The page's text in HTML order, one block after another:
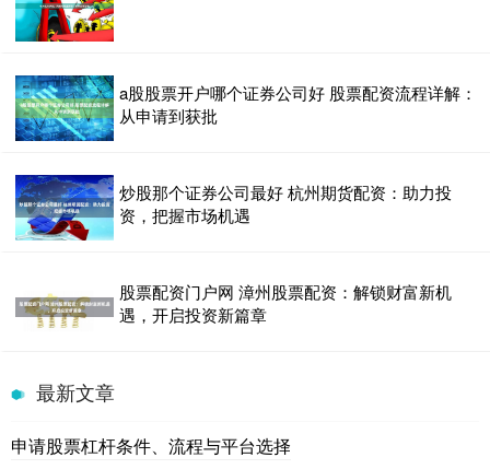
a股股票开户哪个证券公司好 股票配资流程详解：
从申请到获批
炒股那个证券公司最好 杭州期货配资：助力投
资，把握市场机遇
股票配资门户网 漳州股票配资：解锁财富新机
遇，开启投资新篇章
最新文章
申请股票杠杆条件、流程与平台选择